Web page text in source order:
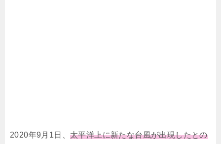
2020年9月1日、 太平洋上に新たな台風が出現したとの